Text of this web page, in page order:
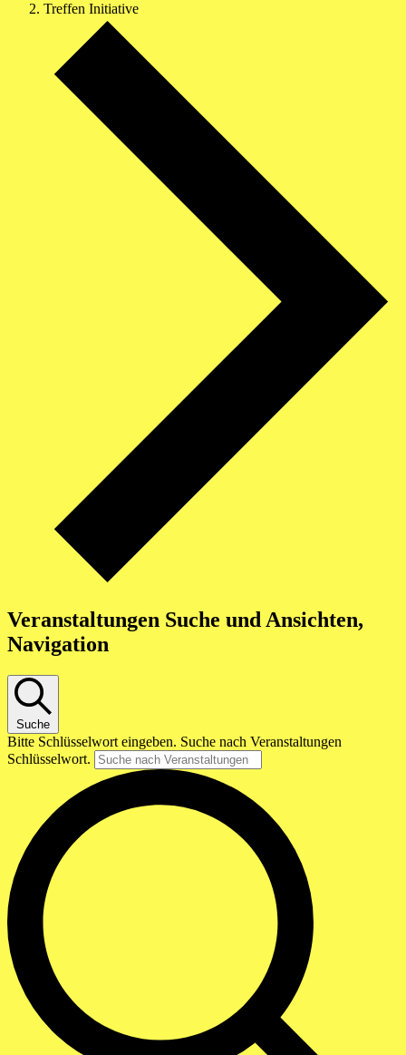
Treffen Initiative
Veranstaltungen Suche und Ansichten,
Navigation
Suche
Bitte Schlüsselwort eingeben. Suche nach Veranstaltungen
Schlüsselwort.